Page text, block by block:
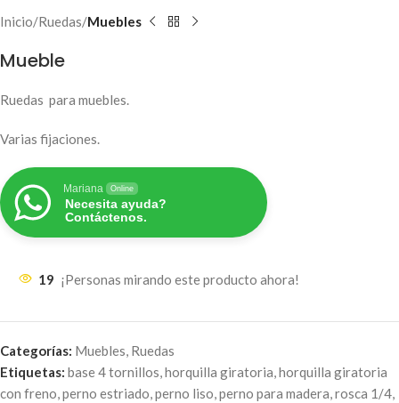
Inicio Ruedas Muebles
Mueble
Ruedas para muebles.
Varias fijaciones.
Mariana Online
Necesita ayuda?
Contáctenos.
19 ¡Personas mirando este producto ahora!
Categorías: Muebles, Ruedas
Etiquetas: base 4 tornillos,horquilla giratoria,horquilla giratoria
con freno,perno estriado,perno liso,perno para madera,rosca 1/4,